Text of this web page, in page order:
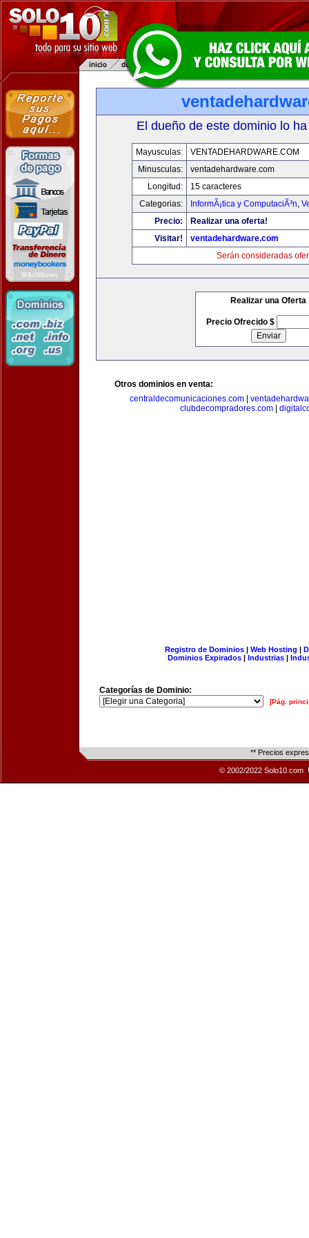
El dueño de este dominio lo
Mayusculas:
VENTADEHARDWARE.COM
Minusculas:
ventadehardware.com
Longitud:
15 caracteres
Categorias:
InformÃ¡tica y ComputaciÃ³n,
Precio:
Realizar una oferta!
Visitar!
ventadehardware.com
Serán consideradas
Realizar una Oferta
Precio Ofrecido $
Otros dominios en venta:
centraldecomunicaciones.com
clubdecompradores.com
Registro de Dominios| Web Hosting |
Dominios Expirados | Industrias |
Categorías de Dominio:
[Pág.
** Precios
© 2002/2022 Solo10.com